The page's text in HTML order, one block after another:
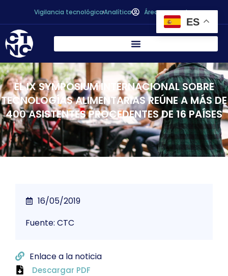
Vigilancia tecnológicaAnalítica Área personal
EL IX SYMPOSIUM INTERNACIONAL SOBRE
TECNOLOGÍAS ALIMENTARIAS REÚNE A MÁS DE
400 ASISTENTES PROCEDENTES DE 16 PAÍSES
16/05/2019
Fuente: CTC
Enlace a la noticia
Descargar PDF
ES